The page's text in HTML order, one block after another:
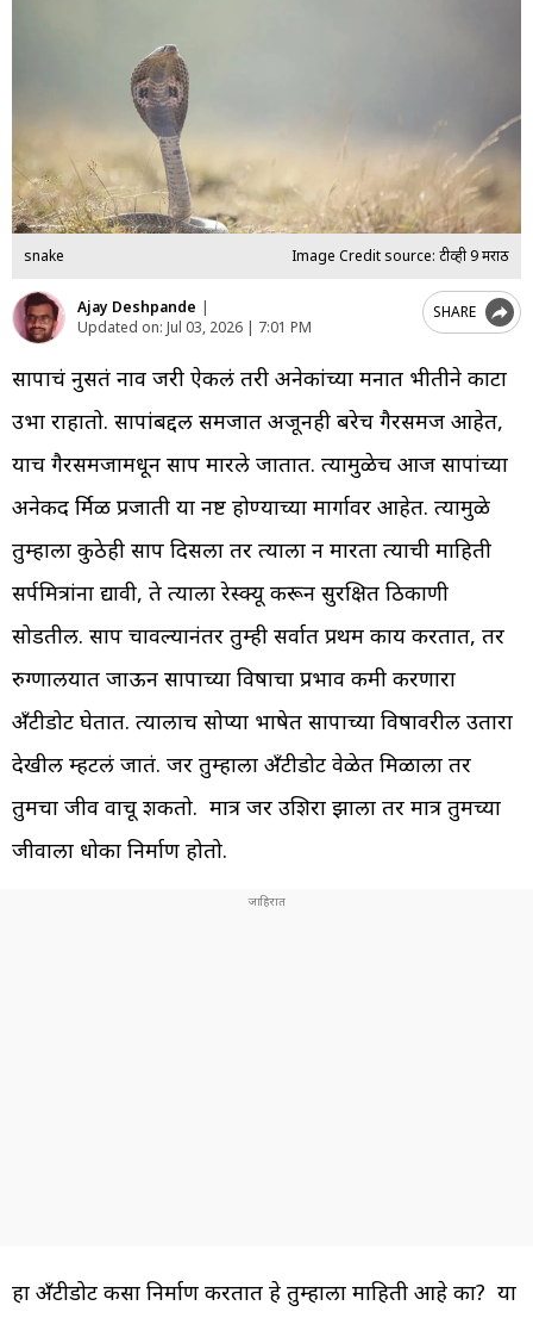
snake Image Credit source: टीव्ही 9 मराठी
Ajay Deshpande |
Updated on: Jul 03, 2026 | 7:01 PM
SHARE
सापाचं नुसतं नाव जरी ऐकलं तरी अनेकांच्या मनात भीतीने काटा
उभा राहातो. सापांबद्दल समजात अजूनही बरेच गैरसमज आहेत,
याच गैरसमजामधून साप मारले जातात. त्यामुळेच आज सापांच्या
अनेकद दुर्मिळ प्रजाती या नष्ट होण्याच्या मार्गावर आहेत. त्यामुळे
तुम्हाला कुठेही साप दिसला तर त्याला न मारता त्याची माहिती
सर्पमित्रांना द्यावी, ते त्याला रेस्क्यू करून सुरक्षित ठिकाणी
सोडतील. साप चावल्यानंतर तुम्ही सर्वात प्रथम काय करतात, तर
रुग्णालयात जाऊन सापाच्या विषाचा प्रभाव कमी करणारा
अ‍ँटीडोट घेतात. त्यालाच सोप्या भाषेत सापाच्या विषावरील उतारा
देखील म्हटलं जातं. जर तुम्हाला अ‍ँटीडोट वेळेत मिळाला तर
तुमचा जीव वाचू शकतो. मात्र जर उशिरा झाला तर मात्र तुमच्या
जीवाला धोका निर्माण होतो.
हा अ‍ँटीडोट कसा निर्माण करतात हे तुम्हाला माहिती आहे का? या